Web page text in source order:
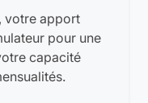
votre apport
pour une
capacité